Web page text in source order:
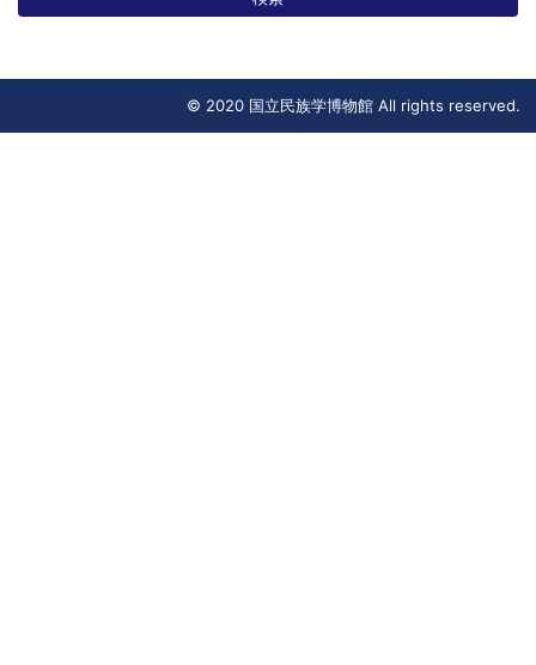
© 2020 国立民族学博物館 All rights reserved.